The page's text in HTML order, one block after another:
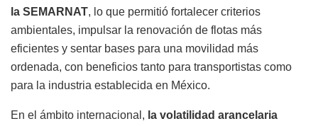
la SEMARNAT, lo que permitió fortalecer criterios
ambientales, impulsar la renovación de flotas más
eficientes y sentar bases para una movilidad más
ordenada, con beneficios tanto para transportistas como
para la industria establecida en México.
En el ámbito internacional, la volatilidad arancelaria